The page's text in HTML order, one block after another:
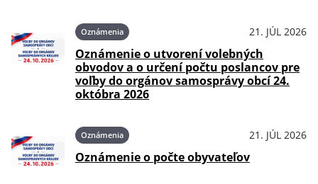
Oznámenia 21. JÚL 2026
Oznámenie o utvorení volebných
obvodov a o určení počtu poslancov pre
voľby do orgánov samosprávy obcí 24.
októbra 2026
Oznámenia 21. JÚL 2026
Oznámenie o počte obyvateľov